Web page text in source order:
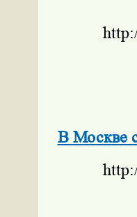
В Москве